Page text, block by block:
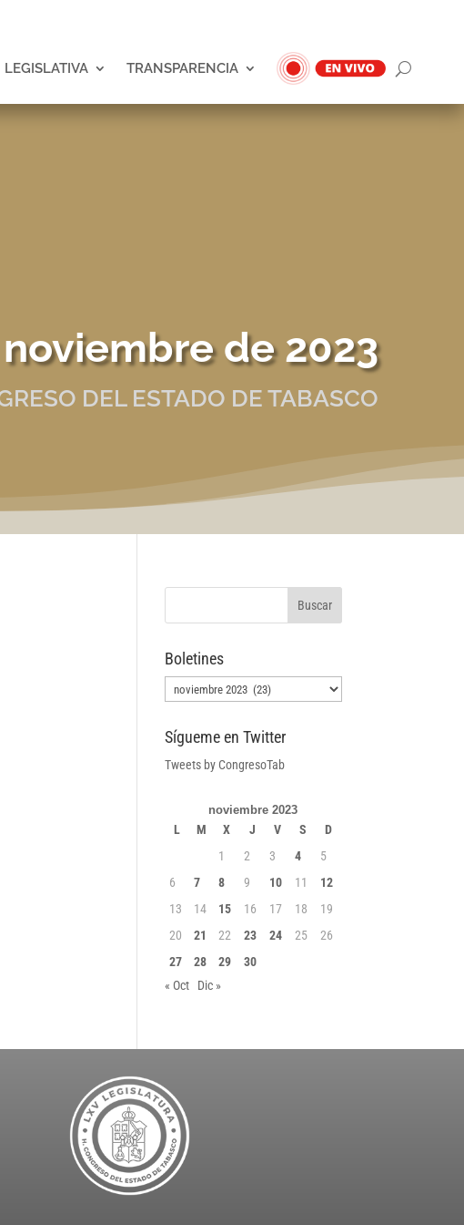
LEGISLATIVA TRANSPARENCIA
de 2023
DEL ESTADO DE TABASCO
Boletines
Boletines
Sígueme en Twitter
Tweets by CongresoTab
noviembre 2023
L M X J V S
D
1
2 3 4
5
6
7 8 9 10 11
12
13
14 15 16 17 18
19
20
21 22 23 24 25
26
27
28 29
30
« Oct
Dic »